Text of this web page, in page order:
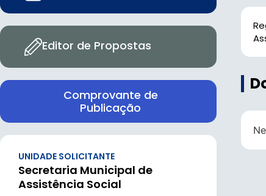
Editor de Propostas
Comprovante de
Publicação
UNIDADE SOLICITANTE
Secretaria Municipal de
Assistência Social